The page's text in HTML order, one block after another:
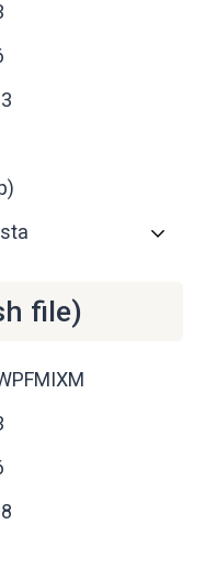
file)